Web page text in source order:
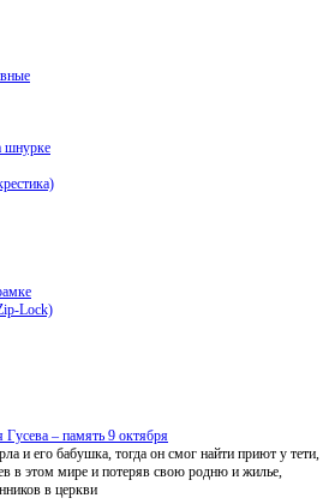
шнурке
Lock)
– память 9 октября
и его бабушка, тогда он смог найти приют у тети,
в этом мире и потеряв свою родню и жилье,
в церкви